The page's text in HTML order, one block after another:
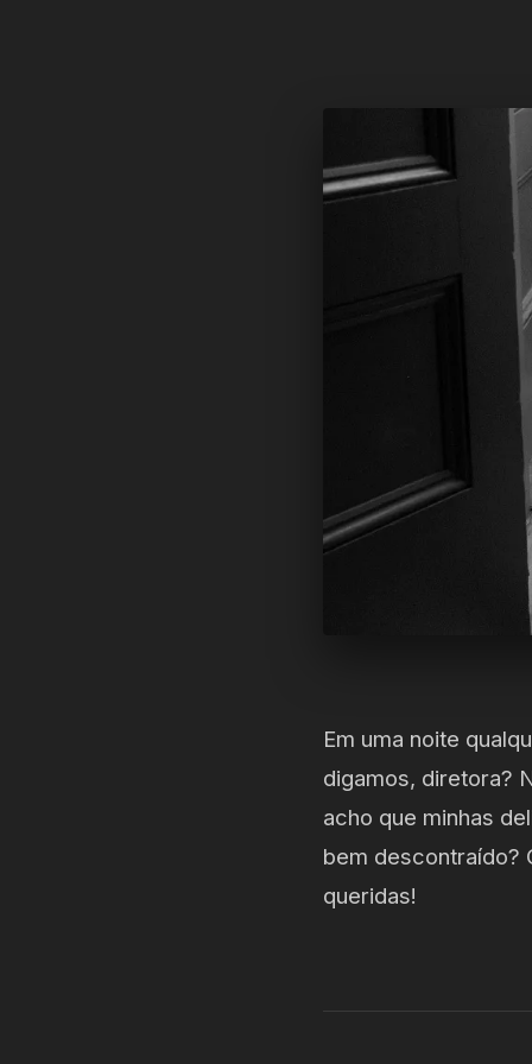
Em uma noite
digamos, diretora?
acho que minhas
bem descontraído?
queridas!